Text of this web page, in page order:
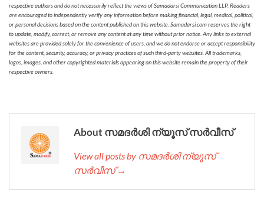
respective authors and do not necessarily reflect the views of Samadarsi Communication LLP. Readers
are encouraged to independently verify any information before making financial, legal, medical, political,
or personal decisions based on the content published on this website. Samadarsi.com reserves the right
to update, modify, correct, or remove any content at any time without prior notice. Any links to external
websites are provided solely for the convenience of users, and we do not endorse or accept responsibility
for the content, security, accuracy, or privacy practices of such third-party websites. All trademarks,
logos, images, and other copyrighted materials appearing on this website remain the property of their
respective owners.
About സമദർശി ന്യൂസ് സർവീസ്
View all posts by സമദർശി ന്യൂസ്
സർവീസ് →